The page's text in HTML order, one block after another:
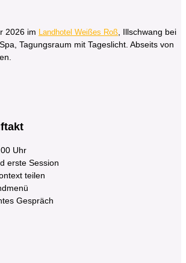
2026 im Landhotel Weißes Roß Illschwang bei
Tagungsraum mit Tageslicht. Abseits von
Uhr
erste Session
teilen
Gespräch